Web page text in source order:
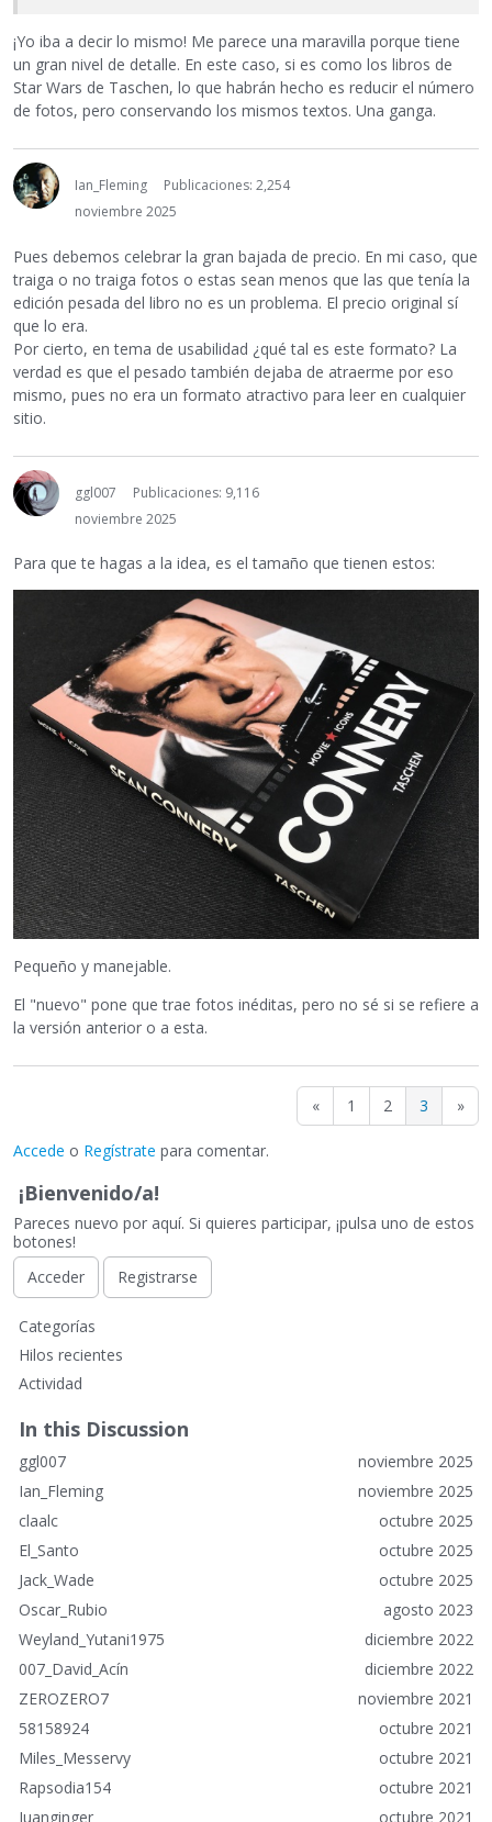
¡Yo iba a decir lo mismo! Me parece una maravilla porque tiene
un gran nivel de detalle. En este caso, si es como los libros de
Star Wars de Taschen, lo que habrán hecho es reducir el número
de fotos, pero conservando los mismos textos. Una ganga.
Ian_Fleming
Publicaciones: 2,254
noviembre 2025
Pues debemos celebrar la gran bajada de precio. En mi caso, que
traiga o no traiga fotos o estas sean menos que las que tenía la
edición pesada del libro no es un problema. El precio original sí
que lo era.
Por cierto, en tema de usabilidad ¿qué tal es este formato? La
verdad es que el pesado también dejaba de atraerme por eso
mismo, pues no era un formato atractivo para leer en cualquier
sitio.
ggl007
Publicaciones: 9,116
noviembre 2025
Para que te hagas a la idea, es el tamaño que tienen estos:
Pequeño y manejable.
El "nuevo" pone que trae fotos inéditas, pero no sé si se refiere a
la versión anterior o a esta.
« 1 2 3 »
Accede o Regístrate para comentar.
¡Bienvenido/a!
Pareces nuevo por aquí. Si quieres participar, ¡pulsa uno de estos
botones!
Acceder
Registrarse
E
n
a
c
e
s
r
á
p
d
o
s
Categorías
Hilos recientes
Actividad
In this Discussion
noviembre 2025
ggl007
noviembre 2025
Ian_Fleming
octubre 2025
claalc
octubre 2025
El_Santo
octubre 2025
Jack_Wade
agosto 2023
Oscar_Rubio
diciembre 2022
Weyland_Yutani1975
diciembre 2022
007_David_Acín
noviembre 2021
ZEROZERO7
octubre 2021
58158924
octubre 2021
Miles_Messervy
octubre 2021
Rapsodia154
octubre 2021
Juanginger